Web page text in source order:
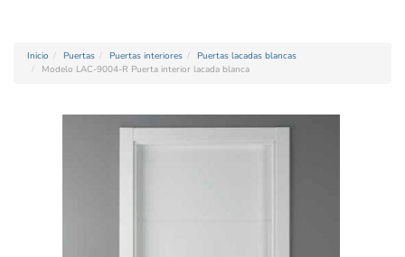
Inicio Puertas Puertas interiores
Puertas lacadas blancas
Modelo LAC-9004-R Puerta interior lacada blanca